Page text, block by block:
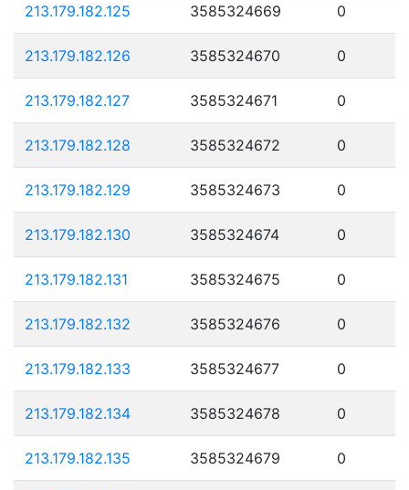
213.179.182.125 3585324669 0
213.179.182.126 3585324670 0
213.179.182.127 3585324671 0
213.179.182.128 3585324672 0
213.179.182.129 3585324673 0
213.179.182.130 3585324674 0
213.179.182.131 3585324675 0
213.179.182.132 3585324676 0
213.179.182.133 3585324677 0
213.179.182.134 3585324678 0
213.179.182.135 3585324679 0